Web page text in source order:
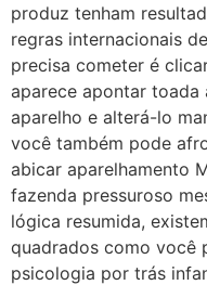
produz tenham
regras internacionais
precisa cometer é
aparece apontar toada
aparelho e alterá-lo
você também pode
abicar aparelhamento
fazenda pressuroso
lógica resumida,
quadrados como você
psicologia por trás